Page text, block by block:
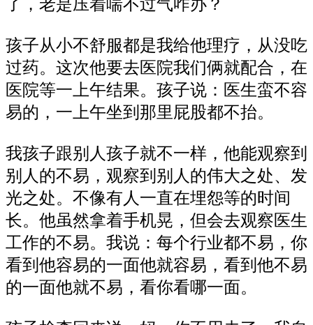
了，老是压着喘不过气咋办？
孩子从小不舒服都是我给他理疗，从没吃
过药。这次他要去医院我们俩就配合，在
医院等一上午结果。孩子说：医生蛮不容
易的，一上午坐到那里屁股都不抬。
我孩子跟别人孩子就不一样，他能观察到
别人的不易，观察到别人的伟大之处、发
光之处。不像有人一直在埋怨等的时间
长。他虽然拿着手机晃，但会去观察医生
工作的不易。我说：每个行业都不易，你
看到他容易的一面他就容易，看到他不易
的一面他就不易，看你看哪一面。